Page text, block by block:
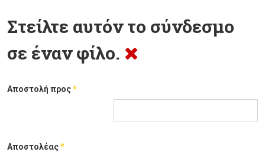
Στείλτε αυτόν το σύνδεσμο
σε έναν φίλο.
Αποστολή προς*
Αποστολέας*